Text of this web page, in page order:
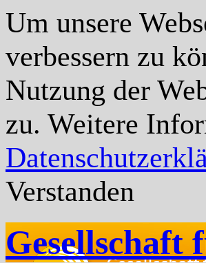
Um unsere
verbessern zu
Nutzung der
zu. Weitere
Verstanden
Gesellschaft